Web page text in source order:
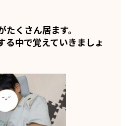
くさん居ます。
る中で覚えていきましょ